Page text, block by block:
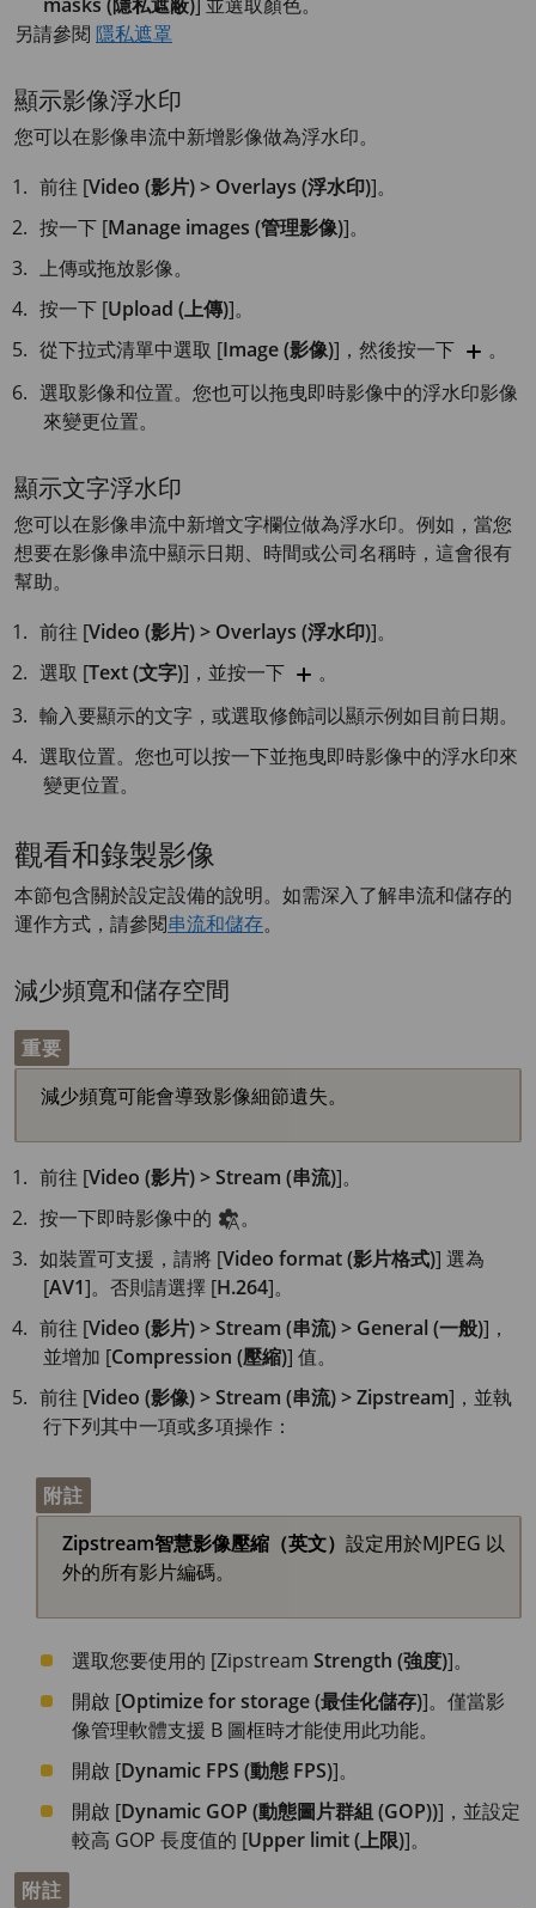
另請參閱 隱私遮罩
顯示影像浮水印
您可以在影像串流中新增影像做為浮水印。
前往 [Video (影片) > Overlays (浮水印)]。
按一下 [Manage images (管理影像)]。
上傳或拖放影像。
按一下 [Upload (上傳)]。
從下拉式清單中選取 [Image (影像)]，然後按一下
。
選取影像和位置。您也可以拖曳即時影像中的浮水印影像
來變更位置。
顯示文字浮水印
您可以在影像串流中新增文字欄位做為浮水印。例如，當您
想要在影像串流中顯示日期、時間或公司名稱時，這會很有
幫助。
前往 [Video (影片) > Overlays (浮水印)]。
選取 [Text (文字)]，並按一下
。
輸入要顯示的文字，或選取修飾詞以顯示例如目前日期。
選取位置。您也可以按一下並拖曳即時影像中的浮水印來
變更位置。
觀看和錄製影像
本節包含關於設定設備的說明。如需深入了解串流和儲存的
運作方式，請參閱串流和儲存。
減少頻寬和儲存空間
重要
減少頻寬可能會導致影像細節遺失。
前往 [Video (影片) > Stream (串流)]。
按一下即時影像中的
。
如裝置可支援，請將 [Video format (影片格式)] 選為
[AV1]。否則請選擇 [H.264]。
前往 [Video (影片) > Stream (串流) > General (一般)]，
並增加 [Compression (壓縮)] 值。
前往 [Video (影像) > Stream (串流) > Zipstream]，並執
行下列其中一項或多項操作：
附註
Zipstream智慧影像壓縮（英文） 設定用於MJPEG 以
外的所有影片編碼。
選取您要使用的 [Zipstream Strength (強度)]。
開啟 [Optimize for storage (最佳化儲存)]。僅當影
像管理軟體支援 B 圖框時才能使用此功能。
開啟 [Dynamic FPS (動態 FPS)]。
開啟 [Dynamic GOP (動態圖片群組 (GOP))]，並設定
較高 GOP 長度值的 [Upper limit (上限)]。
附註